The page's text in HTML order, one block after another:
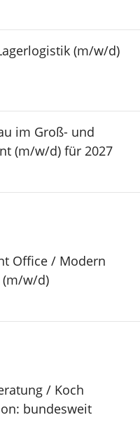
(m/w/d)
im Groß- und
(m/w/d) für 2027
Office / Modern
(m/w/d)
/ Koch
bundesweit